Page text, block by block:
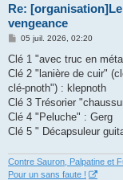
Re:
vengeance
M
s
a
g
05 juil. 2026, 02:20
Clé 1 "avec truc en
Clé 2 "lanière de cuir"
clé-pnoth") : klepnoth
Clé 3 Trésorier
Clé 4 "Peluche" : Gerg
Clé 5 " Décapsuleur
Contre Sauron, Palpatine et
Pour un sans faute !